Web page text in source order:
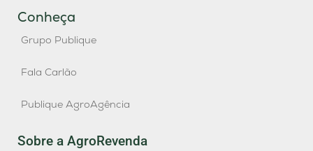
Conheça
Grupo Publique
Fala Carlão
Publique AgroAgência
Sobre a AgroRevenda